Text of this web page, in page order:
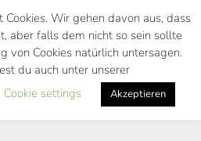
Wir gehen davon aus, dass
aber falls dem nicht so sein sollte
von Cookies natürlich untersagen.
du auch unter unserer
Cookie settings Akzeptieren